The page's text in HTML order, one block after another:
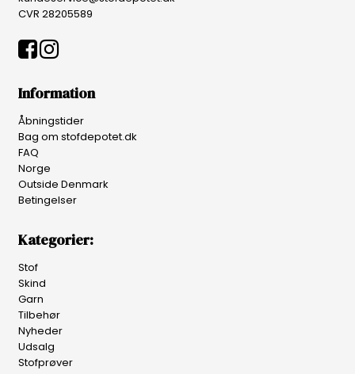
CVR 28205589
Information
Åbningstider
Bag om stofdepotet.dk
FAQ
Norge
Outside Denmark
Betingelser
Kategorier:
Stof
Skind
Garn
Tilbehør
Nyheder
Udsalg
Stofprøver